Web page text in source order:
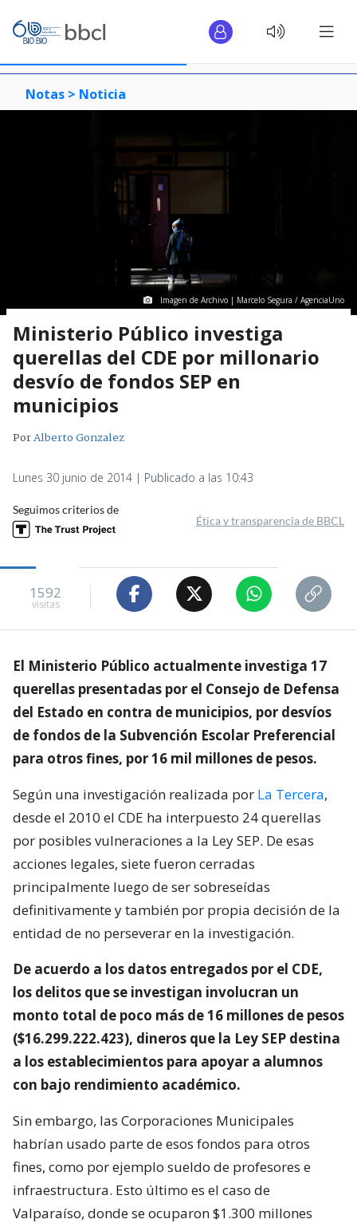
Notas > Noticia
Imagen de Archivo | Marcelo Segura / AgenciaUno
Ministerio Público investiga
querellas del CDE por millonario
desvío de fondos SEP en
municipios
PorAlberto Gonzalez
Lunes 30 junio de 2014 | Publicado a las 10:43
Seguimos criterios de
Ética y transparencia de BBCL
1592
visitas
El Ministerio Público actualmente investiga 17
querellas presentadas por el Consejo de Defensa
del Estado en contra de municipios, por desvíos
de fondos de la Subvención Escolar Preferencial
para otros fines, por 16 mil millones de pesos.
Según una investigación realizada por La Tercera,
desde el 2010 el CDE ha interpuesto 24 querellas
por posibles vulneraciones a la Ley SEP. De esas
acciones legales, siete fueron cerradas
principalmente luego de ser sobreseídas
definitivamente y también por propia decisión de la
entidad de no perseverar en la investigación.
De acuerdo a los datos entregados por el CDE,
los delitos que se investigan involucran un
monto total de poco más de 16 millones de pesos
($16.299.222.423), dineros que la Ley SEP destina
a los establecimientos para apoyar a alumnos
con bajo rendimiento académico.
Sin embargo, las Corporaciones Municipales
habrían usado parte de esos fondos para otros
fines, como por ejemplo sueldo de profesores e
infraestructura. Esto último es el caso de
Valparaíso, donde se ocuparon $1.300 millones